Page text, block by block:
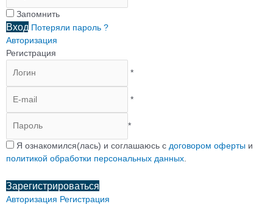
Запомнить
Вход Потеряли пароль ?
Авторизация
Регистрация
*
*
*
Я ознакомился(лась) и соглашаюсь с договором оферты и
политикой обработки персональных данных
Зарегистрироваться
Авторизация Регистрация